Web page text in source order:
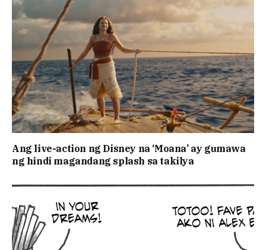
Ang live-action ng Disney na ‘Moana’ ay gumawa
ng hindi magandang splash sa takilya